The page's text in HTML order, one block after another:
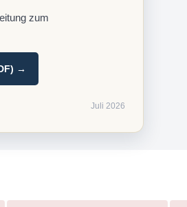
zum
→
Juli 2026